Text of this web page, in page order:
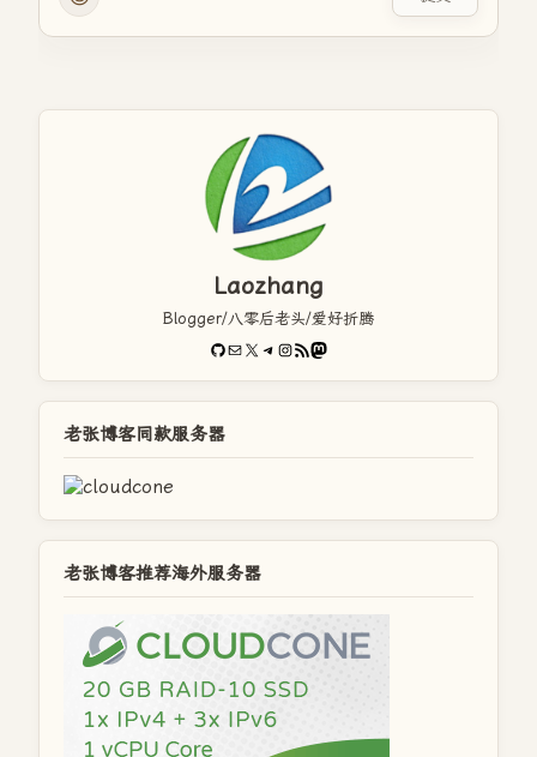
Laozhang
Blogger/八零后老头/爱好折腾
GitHub
电子邮件X Telegram
Instagram
RSS FeedMastodon
老张博客同款服务器
老张博客推荐海外服务器